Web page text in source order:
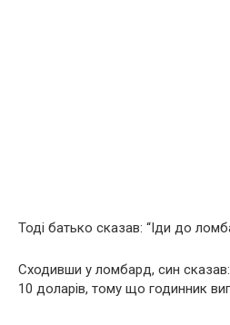
Тоді батько сказав: “Іди до
Сходивши у ломбард, син
10 доларів, тому що годинник